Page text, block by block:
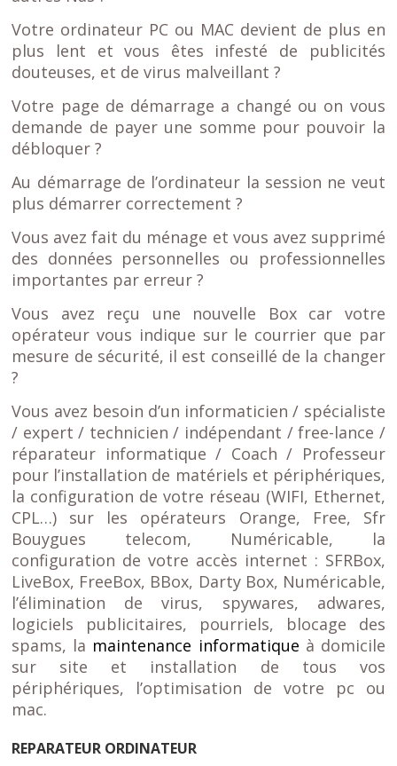
Votre ordinateur PC ou MAC devient de plus en
plus lent et vous êtes infesté de publicités
douteuses, et de virus malveillant ?
Votre page de démarrage a changé ou on vous
demande de payer une somme pour pouvoir la
débloquer ?
Au démarrage de l’ordinateur la session ne veut
plus démarrer correctement ?
Vous avez fait du ménage et vous avez supprimé
des données personnelles ou professionnelles
importantes par erreur ?
Vous avez reçu une nouvelle Box car votre
opérateur vous indique sur le courrier que par
mesure de sécurité, il est conseillé de la changer
?
Vous avez besoin d’un informaticien / spécialiste
/ expert / technicien / indépendant / free-lance /
réparateur informatique / Coach / Professeur
pour l’installation de matériels et périphériques,
la configuration de votre réseau (WIFI, Ethernet,
CPL…) sur les opérateurs Orange, Free, Sfr
Bouygues telecom, Numéricable, la
configuration de votre accès internet : SFRBox,
LiveBox, FreeBox, BBox, Darty Box, Numéricable,
l’élimination de virus, spywares, adwares,
logiciels publicitaires, pourriels, blocage des
spams, la maintenance informatique à domicile
sur site et installation de tous vos
périphériques, l’optimisation de votre pc ou
mac.
REPARATEUR ORDINATEUR